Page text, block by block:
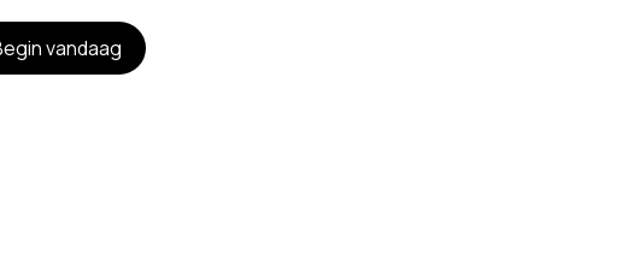
vandaag